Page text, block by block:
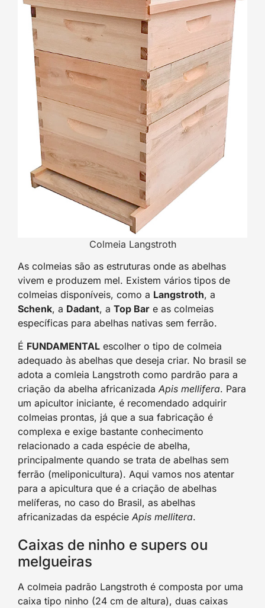
Colmeia Langstroth
As colmeias são as estruturas onde as abelhas
vivem e produzem mel. Existem vários tipos de
colmeias disponíveis, como a Langstroth, a
Schenk, a Dadant, a Top Bar e as colmeias
específicas para abelhas nativas sem ferrão.
É FUNDAMENTAL escolher o tipo de colmeia
adequado às abelhas que deseja criar. No brasil se
adota a comleia Langstroth como pardrão para a
criação da abelha africanizada Apis mellifera. Para
um apicultor iniciante, é recomendado adquirir
colmeias prontas, já que a sua fabricação é
complexa e exige bastante conhecimento
relacionado a cada espécie de abelha,
principalmente quando se trata de abelhas sem
ferrão (meliponicultura). Aqui vamos nos atentar
para a apicultura que é a criação de abelhas
melíferas, no caso do Brasil, as abelhas
africanizadas da espécie Apis mellitera.
Caixas de ninho e supers ou
melgueiras
A colmeia padrão Langstroth é composta por uma
caixa tipo ninho (24 cm de altura), duas caixas